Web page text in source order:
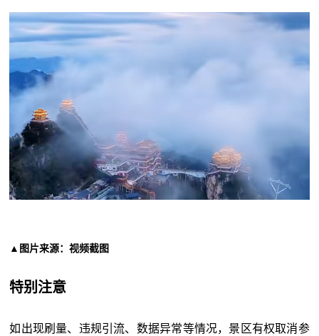
▲图片来源：视频截图
特别注意
如出现刷量、违规引流、数据异常等情况，景区有权取消参